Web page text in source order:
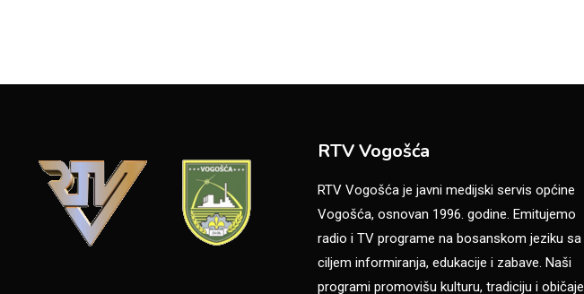
RTV Vogošća
RTV Vogošća je javni medijski servis općine
Vogošća, osnovan 1996. godine. Emitujemo
radio i TV programe na bosanskom jeziku sa
ciljem informiranja, edukacije i zabave. Naši
programi promovišu kulturu, tradiciju i običaje